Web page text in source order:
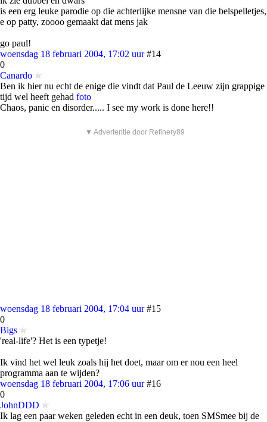
is een erg leuke parodie op die achterlijke mensne van die belspelletjes,
e op patty, zoooo gemaakt dat mens jak
go paul!
woensdag 18 februari 2004, 17:02 uur #14
0
Canardo
Ben ik hier nu echt de enige die vindt dat Paul de Leeuw zijn grappige
tijd wel heeft gehad foto
Chaos, panic en disorder..... I see my work is done here!!
▼ Advertentie door Refinery89
woensdag 18 februari 2004, 17:04 uur #15
0
Bigs
'real-life'? Het is een typetje!
Ik vind het wel leuk zoals hij het doet, maar om er nou een heel
programma aan te wijden?
woensdag 18 februari 2004, 17:06 uur #16
0
JohnDDD
Ik lag een paar weken geleden echt in een deuk, toen SMSmee bij de